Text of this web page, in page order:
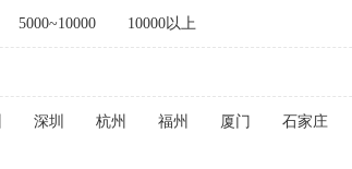
5000~10000 10000以上
深圳 杭州 福州 厦门 石家庄